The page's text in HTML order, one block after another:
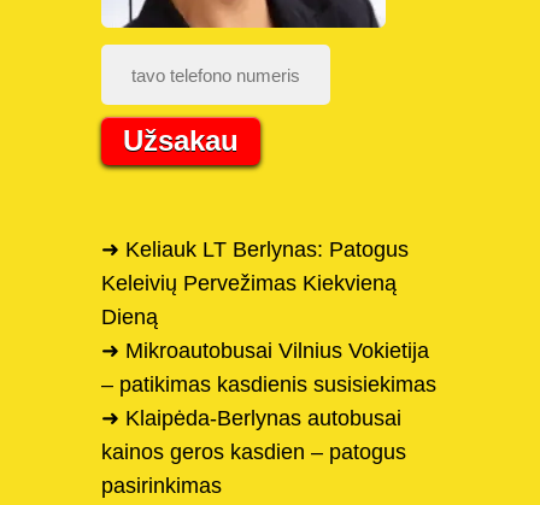
Užsakau
➜ Keliauk LT Berlynas: Patogus
Keleivių Pervežimas Kiekvieną
Dieną
➜ Mikroautobusai Vilnius Vokietija
– patikimas kasdienis susisiekimas
➜ Klaipėda-Berlynas autobusai
kainos geros kasdien – patogus
pasirinkimas